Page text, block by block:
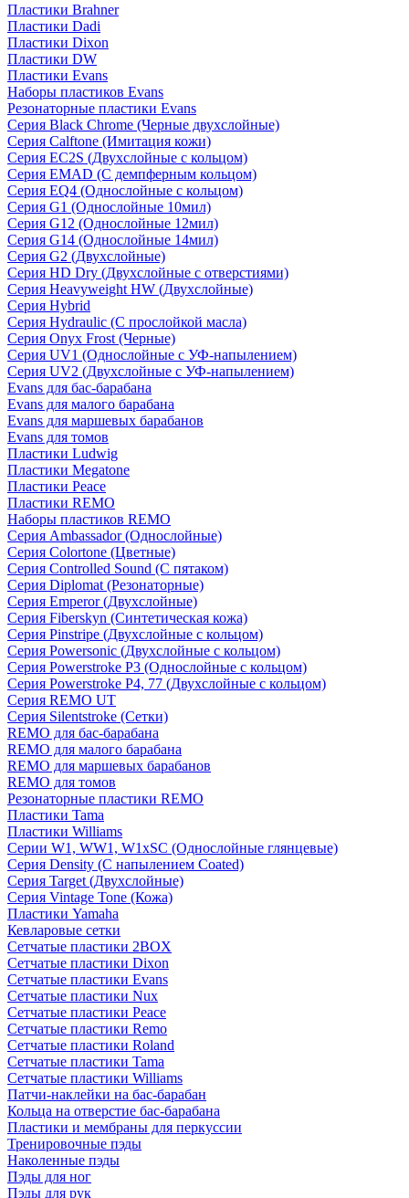
Пластики Brahner
Пластики Dadi
Пластики Dixon
Пластики DW
Пластики Evans
Наборы пластиков Evans
Резонаторные пластики Evans
Серия Black Chrome (Черные двухслойные)
Серия Calftone (Имитация кожи)
Серия EC2S (Двухслойные с кольцом)
Серия EMAD (С демпферным кольцом)
Серия EQ4 (Однослойные с кольцом)
Серия G1 (Однослойные 10мил)
Серия G12 (Однослойные 12мил)
Серия G14 (Однослойные 14мил)
Серия G2 (Двухслойные)
Серия HD Dry (Двухслойные с отверстиями)
Серия Heavyweight HW (Двухслойные)
Серия Hybrid
Серия Hydraulic (С прослойкой масла)
Серия Onyx Frost (Черные)
Серия UV1 (Однослойные с УФ-напылением)
Серия UV2 (Двухслойные с УФ-напылением)
Evans для бас-барабана
Evans для малого барабана
Evans для маршевых барабанов
Evans для томов
Пластики Ludwig
Пластики Megatone
Пластики Peace
Пластики REMO
Наборы пластиков REMO
Серия Ambassador (Однослойные)
Серия Colortone (Цветные)
Серия Controlled Sound (С пятаком)
Серия Diplomat (Резонаторные)
Серия Emperor (Двухслойные)
Серия Fiberskyn (Синтетическая кожа)
Серия Pinstripe (Двухслойные с кольцом)
Серия Powersonic (Двухслойные с кольцом)
Серия Powerstroke P3 (Однослойные с кольцом)
Серия Powerstroke P4, 77 (Двухслойные с кольцом)
Серия REMO UT
Серия Silentstroke (Сетки)
REMO для бас-барабана
REMO для малого барабана
REMO для маршевых барабанов
REMO для томов
Резонаторные пластики REMO
Пластики Tama
Пластики Williams
Серии W1, WW1, W1xSC (Однослойные глянцевые)
Серия Density (C напылением Coated)
Серия Target (Двухслойные)
Серия Vintage Tone (Кожа)
Пластики Yamaha
Кевларовые сетки
Сетчатые пластики 2BOX
Сетчатые пластики Dixon
Сетчатые пластики Evans
Сетчатые пластики Nux
Сетчатые пластики Peace
Сетчатые пластики Remo
Сетчатые пластики Roland
Сетчатые пластики Tama
Сетчатые пластики Williams
Патчи-наклейки на бас-барабан
Кольца на отверстие бас-барабана
Пластики и мембраны для перкуссии
Тренировочные пэды
Наколенные пэды
Пэды для ног
Пэды для рук